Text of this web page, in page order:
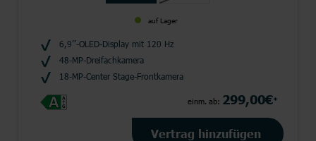
auf Lager
6,9’’-OLED-Display mit 120 Hz
48-MP-Dreifachkamera
18-MP-Center Stage-Frontkamera
einm. ab: 299,00€*
Vertrag hinzufügen